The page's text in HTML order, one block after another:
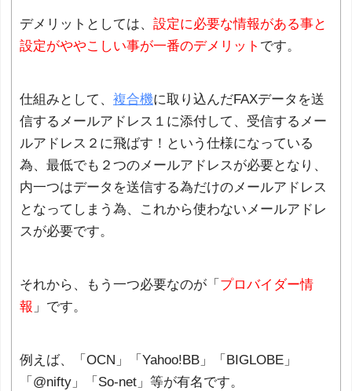
デメリットとしては、 設定に必要な情報がある事と
設定がややこしい事が一番のデメリット です。
仕組みとして、 複合機に取り込んだFAXデータを送
信するメールアドレス１に添付して、受信するメー
ルアドレス２に飛ばす！という仕様になっている
為、最低でも２つのメールアドレスが必要となり、
内一つはデータを送信する為だけのメールアドレス
となってしまう為、これから使わないメールアドレ
スが必要です。
それから、もう一つ必要なのが「 プロバイダー情
報 」です。
例えば、「OCN」「Yahoo!BB」「BIGLOBE」
「@nifty」「So-net」等が有名です。